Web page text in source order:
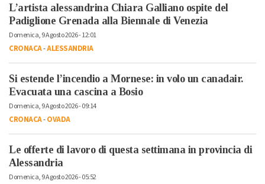
L’artista alessandrina Chiara Galliano ospite del
Padiglione Grenada alla Biennale di Venezia
Domenica, 9 Agosto 2026 - 12:01
CRONACA-ALESSANDRIA
Si estende l’incendio a Mornese: in volo un canadair.
Evacuata una cascina a Bosio
Domenica, 9 Agosto 2026 - 09:14
CRONACA-OVADA
Le offerte di lavoro di questa settimana in provincia di
Alessandria
Domenica, 9 Agosto 2026 - 05:52